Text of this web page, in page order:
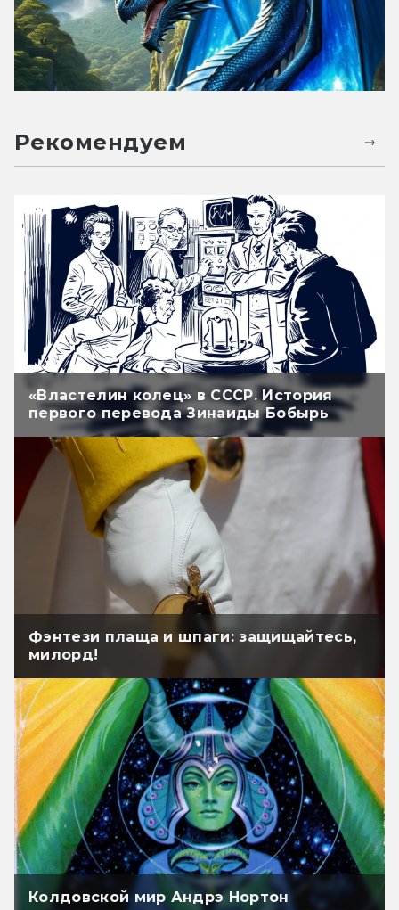
Рекомендуем
«Властелин колец» в СССР. История
первого перевода Зинаиды Бобырь
Фэнтези плаща и шпаги: защищайтесь,
милорд!
Колдовской мир Андрэ Нортон